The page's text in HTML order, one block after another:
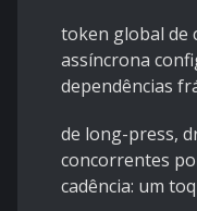
token global de
assíncrona
dependências
de long-press,
concorrentes
cadência: um